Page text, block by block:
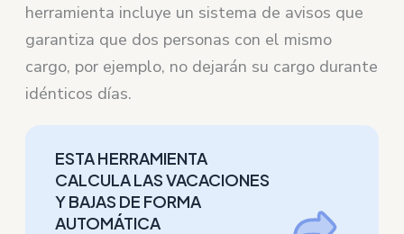
herramienta incluye un sistema de avisos que
garantiza que dos personas con el mismo
cargo, por ejemplo, no dejarán su cargo durante
idénticos días.
ESTA HERRAMIENTA
CALCULA LAS VACACIONES
Y BAJAS DE FORMA
AUTOMÁTICA